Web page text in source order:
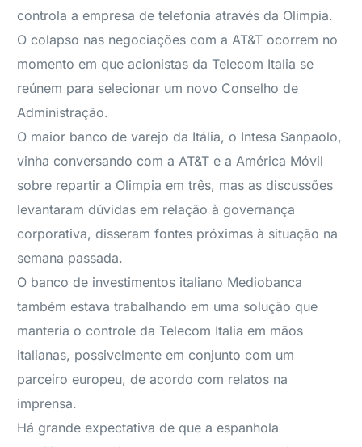
controla a empresa de telefonia através da Olimpia.
O colapso nas negociações com a AT&T ocorrem no
momento em que acionistas da Telecom Italia se
reúnem para selecionar um novo Conselho de
Administração.
O maior banco de varejo da Itália, o Intesa Sanpaolo,
vinha conversando com a AT&T e a América Móvil
sobre repartir a Olimpia em três, mas as discussões
levantaram dúvidas em relação à governança
corporativa, disseram fontes próximas à situação na
semana passada.
O banco de investimentos italiano Mediobanca
também estava trabalhando em uma solução que
manteria o controle da Telecom Italia em mãos
italianas, possivelmente em conjunto com um
parceiro europeu, de acordo com relatos na
imprensa.
Há grande expectativa de que a espanhola